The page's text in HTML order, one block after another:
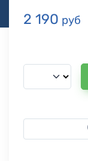
2 190 руб